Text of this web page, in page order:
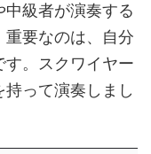
級者が演奏する
要なのは、自分
。スクワイヤー
って演奏しまし